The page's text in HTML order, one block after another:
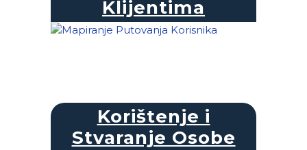
Klijentima
Korištenje i
Stvaranje Osobe